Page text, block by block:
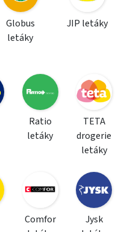
Globus
letáky
JIP letáky
Ratio
letáky
TETA
drogerie
letáky
Comfor
Jysk